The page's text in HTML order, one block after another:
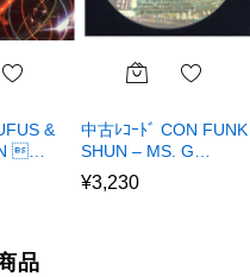
&
…
中古ﾚｺｰﾄﾞ CON FUNK
SHUN – MS. G…
¥3,230
品